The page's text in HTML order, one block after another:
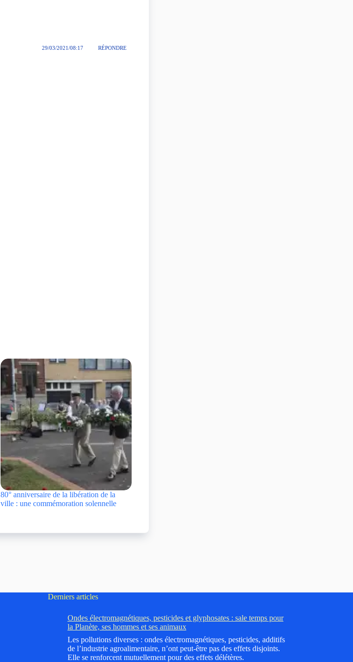
29/03/2021/08:17 RÉPONDRE
80° anniversaire de la libération de la
ville : une commémoration solennelle
Derniers articles
Ondes électromagnétiques, pesticides et glyphosates : sale temps pour
la Planète, ses hommes et ses animaux
Les pollutions diverses : ondes électromagnétiques, pesticides, additifs
de l’industrie agroalimentaire, n’ont peut-être pas des effets disjoints.
Elle se renforcent mutuellement pour des effets délétères.